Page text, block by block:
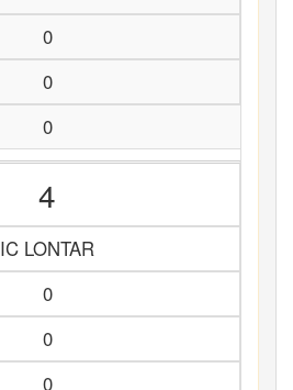
0
0
0
4
IC LONTAR
0
0
0